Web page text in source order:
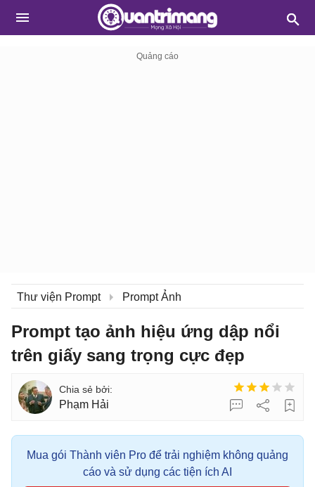
Thư viện Prompt Prompt Ảnh
Prompt tạo ảnh hiệu ứng dập nổi
trên giấy sang trọng cực đẹp
Phạm Hải
Mua gói Thành viên Pro để trải nghiệm không quảng
cáo và sử dụng các tiện ích AI